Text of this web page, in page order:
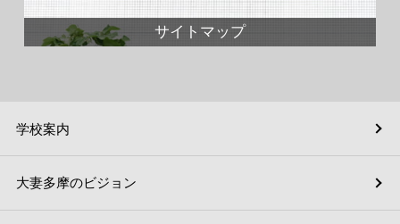
サイトマップ
学校案内
大妻多摩のビジョン